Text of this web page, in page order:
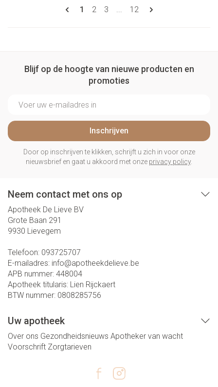
Pagina's
U lees momenteel pagina
1 Pagina
2 Pagina
3 ... Pagina
12
Blijf op de hoogte van nieuwe producten en
promoties
Inschrijven
Door op inschrijven te klikken, schrijft u zich in voor onze
nieuwsbrief en gaat u akkoord met onze privacy policy.
Neem contact met ons op
Apotheek De Lieve BV
Grote Baan 291
9930 Lievegem
Telefoon: 093725707
E-mailadres: info@apotheekdelieve.be
APB nummer: 448004
Apotheek titularis: Lien Rijckaert
BTW nummer: 0808285756
Uw apotheek
Over ons Gezondheidsnieuws Apotheker van wacht
Voorschrift Zorgtarieven